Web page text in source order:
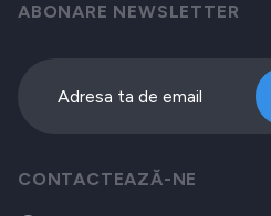
ABONARE NEWSLETTER
CONTACTEAZĂ-NE